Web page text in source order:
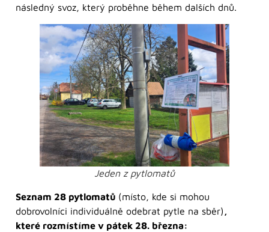
následný svoz, který proběhne během dalších dnů.
Jeden z pytlomatů
Seznam 28 pytlomatů (místo, kde si mohou
dobrovolníci individuálně odebrat pytle na sběr) ,
které rozmístíme v pátek 28. března: